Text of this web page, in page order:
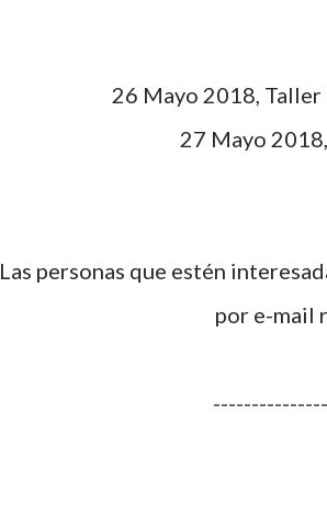
26 Mayo 2018,
27 Mayo
Las personas que estén
por e-mail